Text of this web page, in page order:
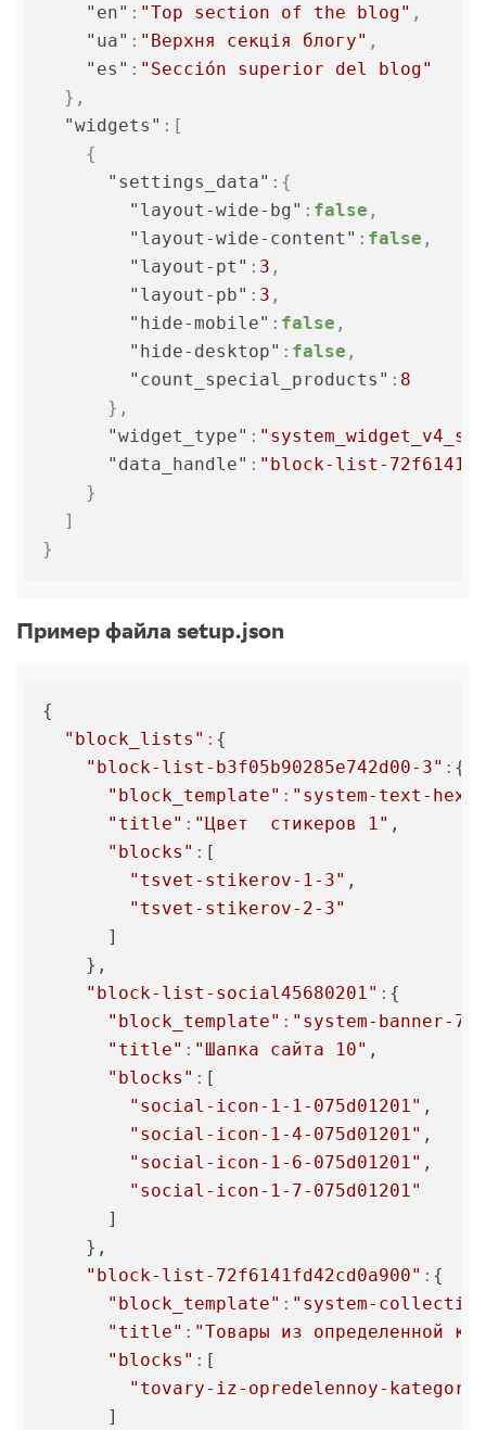
"en" : "Top section of the blog" ,
"ua" : "Верхня секція блогу" ,
"es" : "Sección superior del blog"
} ,
"widgets" : [
{
"settings_data" : {
"layout-wide-bg" : false ,
"layout-wide-content" : false ,
"layout-pt" : 3 ,
"layout-pb" : 3 ,
"hide-mobile" : false ,
"hide-desktop" : false ,
"count_special_products" : 8
} ,
"widget_type" :
"data_handle" : "block-list-
}
]
}
Пример файла setup.json
{
"block_lists" : {
"block-list-b3f05b90285e742d00-3" : {
"block_template" : "system-text-hex-
"title" : "Цвет  стикеров 1" ,
"blocks" : [
"tsvet-stikerov-1-3" ,
"tsvet-stikerov-2-3"
      ]
    },
"block-list-social45680201" : {
"block_template" : "system-banner-7"
"title" : "Шапка сайта 10" ,
"blocks" : [
"social-icon-1-1-075d01201" ,
"social-icon-1-4-075d01201" ,
"social-icon-1-6-075d01201" ,
"social-icon-1-7-075d01201"
      ]
    },
"block-list-72f6141fd42cd0a900" : {
"block_template" : "system-
"title" : "Товары из определенной
"blocks" : [
"tovary-iz-opredelennoy-
      ]